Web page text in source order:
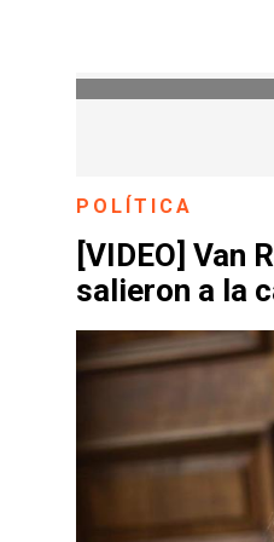
POLÍTICA
[VIDEO] Van
salieron a la